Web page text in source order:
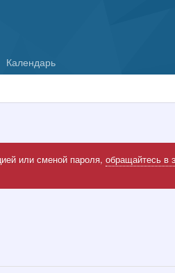
Календарь
или сменой пароля, обращайтесь в